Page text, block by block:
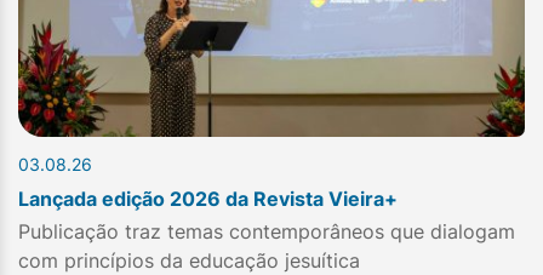
03.08.26
Lançada edição 2026 da Revista Vieira+
Publicação traz temas contemporâneos que dialogam
com princípios da educação jesuítica